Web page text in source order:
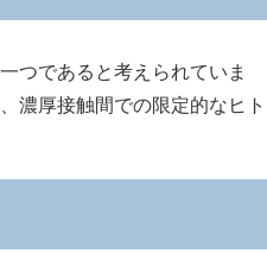
つであると考えられていま
濃厚接触間での限定的なヒト